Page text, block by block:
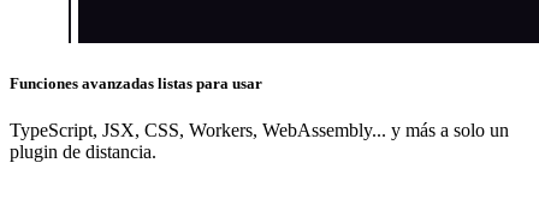
Funciones avanzadas listas para usar
TypeScript, JSX, CSS, Workers, WebAssembly... y más a solo un
plugin de distancia.